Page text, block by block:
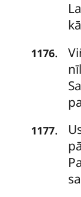
1176.
1177.